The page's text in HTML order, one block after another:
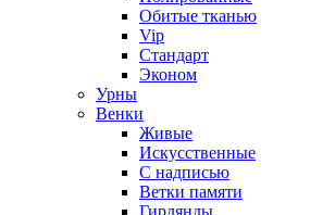
Обитые тканью
Vip
Стандарт
Эконом
Урны
Венки
Живые
Искусственные
С надписью
Ветки памяти
Гирлянды